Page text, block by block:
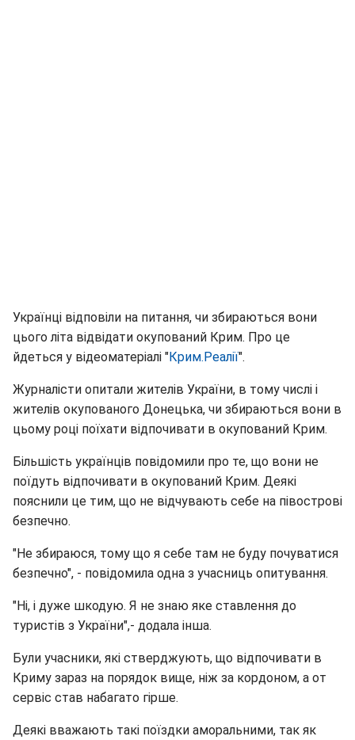
Українці відповіли на питання, чи збираються вони
цього літа відвідати окупований Крим. Про це
йдеться у відеоматеріалі "Крим.Реалії".
Журналісти опитали жителів України, в тому числі і
жителів окупованого Донецька, чи збираються вони в
цьому році поїхати відпочивати в окупований Крим.
Більшість українців повідомили про те, що вони не
поїдуть відпочивати в окупований Крим. Деякі
пояснили це тим, що не відчувають себе на півострові
безпечно.
"Не збираюся, тому що я себе там не буду почуватися
безпечно", - повідомила одна з учасниць опитування.
"Ні, і дуже шкодую. Я не знаю яке ставлення до
туристів з України",- додала інша.
Були учасники, які стверджують, що відпочивати в
Криму зараз на порядок вище, ніж за кордоном, а от
сервіс став набагато гірше.
Деякі вважають такі поїздки аморальними, так як